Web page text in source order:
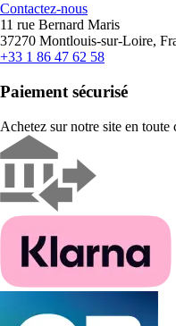
Contactez-nous
11 rue Bernard Maris
37270 Montlouis-sur-Loire,
+33 1 86 47 62 58
Paiement sécurisé
Achetez sur notre site en toute